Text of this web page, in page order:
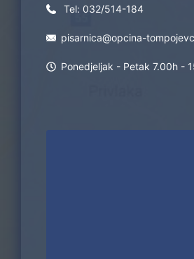
Tel: 032/514-184
pisarnica@opcina-
Ponedjeljak - Petak 7.00h -